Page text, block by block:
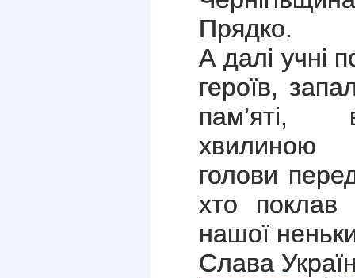
Прядко.
А далі учні
героїв,
пам’яті,
хвилиною
голови
хто поклав
нашої
Слава